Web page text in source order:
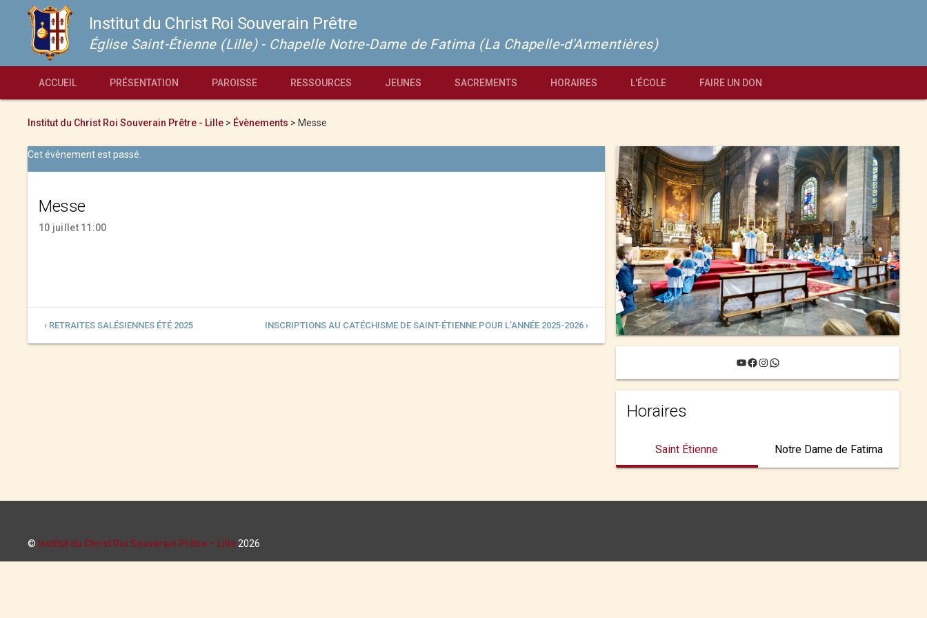
Institut du Christ Roi Souverain Prêtre
Église Saint-Étienne (Lille) - Chapelle Notre-Dame de Fatima (La Chapelle-d'Armentières)
ACCUEIL PRÉSENTATION PAROISSE RESSOURCES JEUNES SACREMENTS HORAIRES L'ÉCOLE FAIRE UN DON
Institut du Christ Roi Souverain Prêtre - Lille > Évènements > Messe
Cet évènement est passé.
Messe
10 juillet 11:00
‹ RETRAITES SALÉSIENNES ÉTÉ 2025 INSCRIPTIONS AU CATÉCHISME DE SAINT-ÉTIENNE POUR L’ANNÉE 2025-2026 ›
YouTube
Facebook
Instagram
WhatsApp
Horaires
Saint Étienne Notre Dame de Fatima
© Institut du Christ Roi Souverain Prêtre – Lille 2026